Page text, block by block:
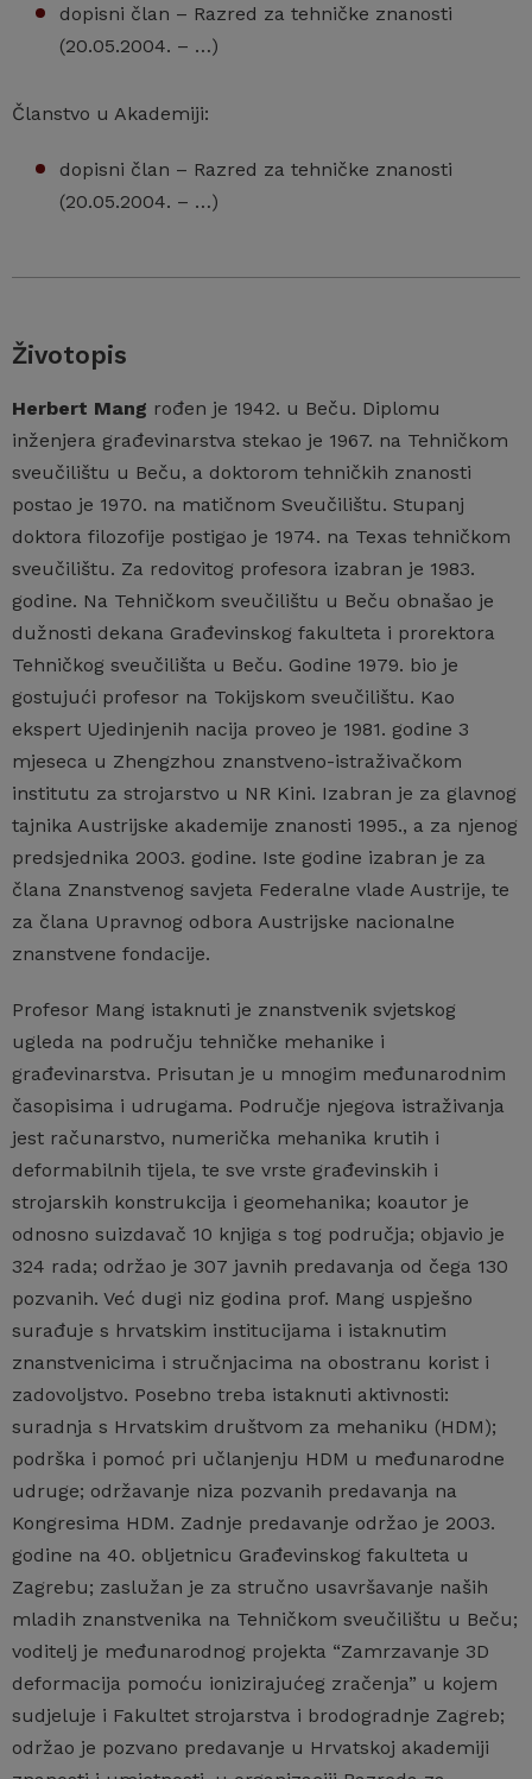
dopisni član – Razred za tehničke znanosti
(20.05.2004. – …)
Članstvo u Akademiji:
dopisni član – Razred za tehničke znanosti
(20.05.2004. – …)
Životopis
Herbert Mang rođen je 1942. u Beču. Diplomu
inženjera građevinarstva stekao je 1967. na Tehničkom
sveučilištu u Beču, a doktorom tehničkih znanosti
postao je 1970. na matičnom Sveučilištu. Stupanj
doktora filozofije postigao je 1974. na Texas tehničkom
sveučilištu. Za redovitog profesora izabran je 1983.
godine. Na Tehničkom sveučilištu u Beču obnašao je
dužnosti dekana Građevinskog fakulteta i prorektora
Tehničkog sveučilišta u Beču. Godine 1979. bio je
gostujući profesor na Tokijskom sveučilištu. Kao
ekspert Ujedinjenih nacija proveo je 1981. godine 3
mjeseca u Zhengzhou znanstveno-istraživačkom
institutu za strojarstvo u NR Kini. Izabran je za glavnog
tajnika Austrijske akademije znanosti 1995., a za njenog
predsjednika 2003. godine. Iste godine izabran je za
člana Znanstvenog savjeta Federalne vlade Austrije, te
za člana Upravnog odbora Austrijske nacionalne
znanstvene fondacije.
Profesor Mang istaknuti je znanstvenik svjetskog
ugleda na području tehničke mehanike i
građevinarstva. Prisutan je u mnogim međunarodnim
časopisima i udrugama. Područje njegova istraživanja
jest računarstvo, numerička mehanika krutih i
deformabilnih tijela, te sve vrste građevinskih i
strojarskih konstrukcija i geomehanika; koautor je
odnosno suizdavač 10 knjiga s tog područja; objavio je
324 rada; održao je 307 javnih predavanja od čega 130
pozvanih. Već dugi niz godina prof. Mang uspješno
surađuje s hrvatskim institucijama i istaknutim
znanstvenicima i stručnjacima na obostranu korist i
zadovoljstvo. Posebno treba istaknuti aktivnosti:
suradnja s Hrvatskim društvom za mehaniku (HDM);
podrška i pomoć pri učlanjenju HDM u međunarodne
udruge; održavanje niza pozvanih predavanja na
Kongresima HDM. Zadnje predavanje održao je 2003.
godine na 40. obljetnicu Građevinskog fakulteta u
Zagrebu; zaslužan je za stručno usavršavanje naših
mladih znanstvenika na Tehničkom sveučilištu u Beču;
voditelj je međunarodnog projekta “Zamrzavanje 3D
deformacija pomoću ionizirajućeg zračenja” u kojem
sudjeluje i Fakultet strojarstva i brodogradnje Zagreb;
održao je pozvano predavanje u Hrvatskoj akademiji